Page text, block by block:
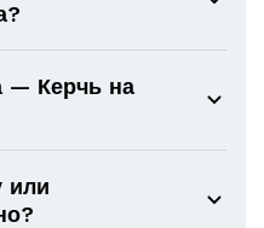
— Керчь на
или